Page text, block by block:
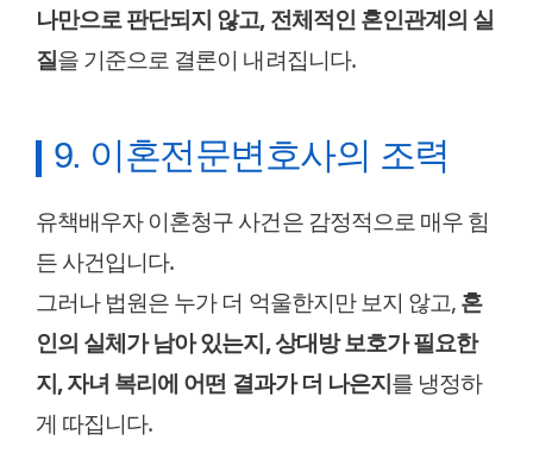
나만으로 판단되지 않고, 전체적인 혼인관계의 실
질을 기준으로 결론이 내려집니다.
9. 이혼전문변호사의 조력
유책배우자 이혼청구 사건은 감정적으로 매우 힘
든 사건입니다.
그러나 법원은 누가 더 억울한지만 보지 않고,혼
인의 실체가 남아 있는지, 상대방 보호가 필요한
지, 자녀 복리에 어떤 결과가 더 나은지를 냉정하
게 따집니다.